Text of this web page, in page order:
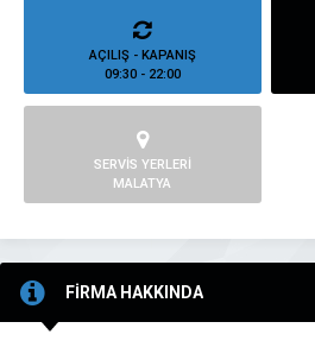
AÇILIŞ - KAPANIŞ
09:30 - 22:00
SERVİS YERLERİ
MALATYA
FİRMA HAKKINDA